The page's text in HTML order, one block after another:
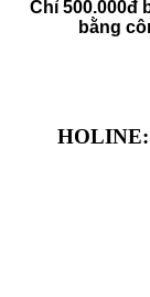
Chỉ 500.000đ
bằng
HOLINE: